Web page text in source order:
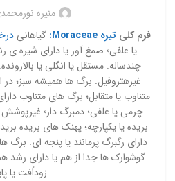
منیره
فرم کلی تیره Moraceae: گیاهانی
یا علفی؛ صمغ آور یا دارای شیره ی
چندساله. مستقل یا انگلی یا
غیرهتروفیل. برگ ها همیشه سبز؛ در
متناوب یا متقابل؛ برگ های متناوب
چرمی یا علفی؛ دمبرگ دار؛
بریده یا یکپارچه؛ پهنک های بریده
دارای رگبرگ پرمانند یا پنجه ای. برگ
گوشوارک ها جدا از هم یا دارای رشد
زوداُفت یا